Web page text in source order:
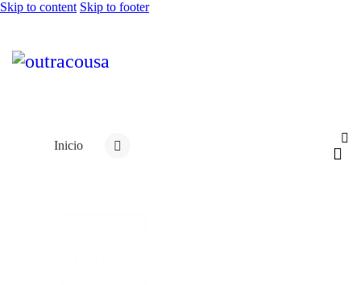
Skip to content Skip to footer
Inicio